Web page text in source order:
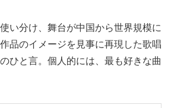
い分け、舞台が中国から世界規模に
品のイメージを見事に再現した歌唱
ひと言。個人的には、最も好きな曲